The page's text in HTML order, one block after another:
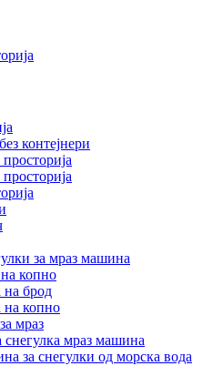
контејнери
за мраз машина
копно
на брод
на копно
мраз
снегулка мраз машина
за снегулки од морска вода